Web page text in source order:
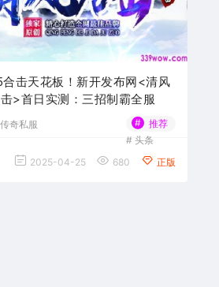
击天花板！新开发布网<清风
>首日实测：三招制霸全服
奇私服 #
推荐
# 头条
2025-04-25 680 正版